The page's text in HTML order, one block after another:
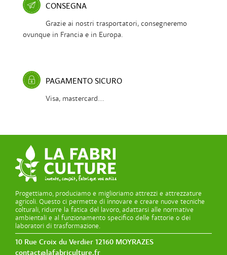
CONSEGNA
Grazie ai nostri trasportatori, consegneremo
ovunque in Francia e in Europa.
PAGAMENTO SICURO
Visa, mastercard...
Progettiamo, produciamo e miglioriamo attrezzi e attrezzature
agricoli. Questo ci permette di innovare e creare nuove tecniche
colturali, ridurre la fatica del lavoro, adattarsi alle normative
ambientali e al funzionamento specifico delle fattorie o dei
laboratori di trasformazione.
10 Rue Croix du Verdier 12160 MOYRAZES
contact@lafabriculture.fr